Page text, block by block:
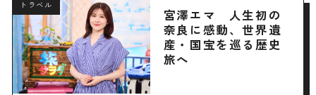
トラベル
宮澤エマ 人生初の
奈良に感動、世界遺
産・国宝を巡る歴史
旅へ